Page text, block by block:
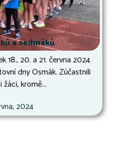
a sedmáků
18., 20. a 21. června 2024
dny Osmák. Zúčastnili
žáci, kromě...
2024